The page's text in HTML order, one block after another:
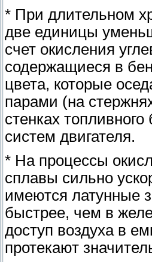
* При длительном
две единицы
счет окисления
содержащиеся в
цвета, которые
парами (на
стенках
систем двигателя.
* На процессы
сплавы сильно
имеются латунные
быстрее, чем в
доступ воздуха в
протекают